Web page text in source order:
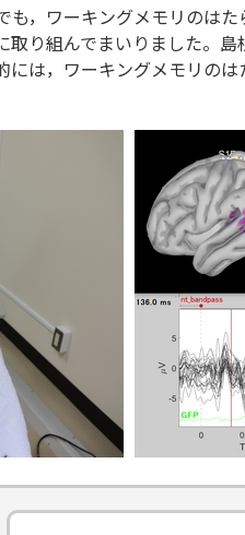
，ワーキングメモリのは
り組んでまいりました。
は，ワーキングメモリの